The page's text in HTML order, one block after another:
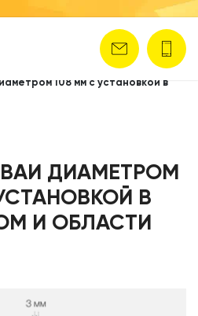
108 мм с установкой в
ДИАМЕТРОМ
В
И ОБЛАСТИ